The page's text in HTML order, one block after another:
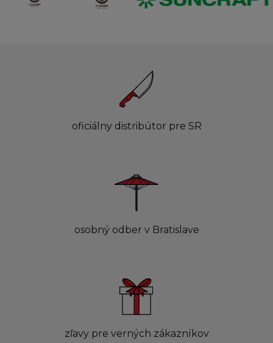
oficiálny distribútor pre SR
osobný odber v Bratislave
zľavy pre verných zákazníkov